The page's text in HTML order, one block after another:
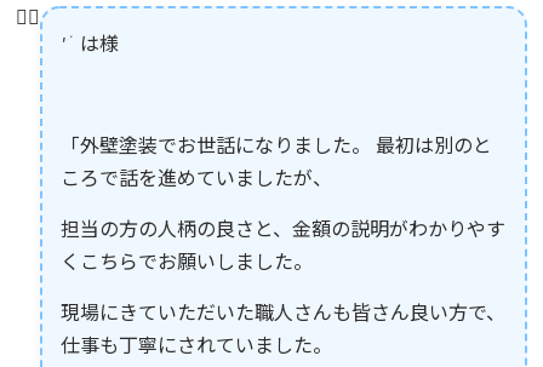
👷‍♂️
ゆは様
「外壁塗装でお世話になりました。 最初は別のと
ころで話を進めていましたが、
担当の方の人柄の良さと、金額の説明がわかりやす
くこちらでお願いしました。
現場にきていただいた職人さんも皆さん良い方で、
仕事も丁寧にされていました。